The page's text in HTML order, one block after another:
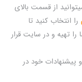
از قسمت بالای
را انتخاب کنید تا
تهیه و در سایت قرار
پیشنهادات خود در